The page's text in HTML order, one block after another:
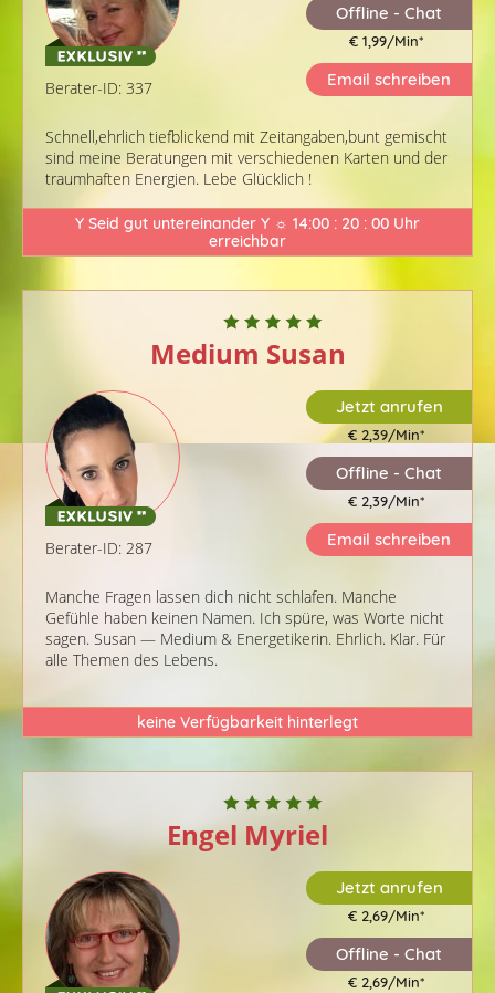
Berater-ID: 337
Schnell,ehrlich tiefblickend mit Zeitangaben,bunt gemischt
sind meine Beratungen mit verschiedenen Karten und der
traumhaften Energien. Lebe Glücklich !
Offline - Chat
€ 1,99/Min*
Email schreiben
Y Seid gut untereinander Y ☼ 14:00 : 20 : 00 Uhr
erreichbar
Medium Susan
Berater-ID: 287
Manche Fragen lassen dich nicht schlafen. Manche
Gefühle haben keinen Namen. Ich spüre, was Worte nicht
sagen. Susan — Medium & Energetikerin. Ehrlich. Klar. Für
alle Themen des Lebens.
Jetzt anrufen
€ 2,39/Min*
Offline - Chat
€ 2,39/Min*
Email schreiben
keine Verfügbarkeit hinterlegt
Engel Myriel
Jetzt anrufen
€ 2,69/Min*
Offline - Chat
€ 2,69/Min*